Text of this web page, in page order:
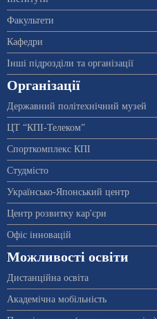
Факультети
Кафедри
Інші підрозділи та організації
Організації
Державний політехнічний музей
ЦТ “КПІ-Телеком”
Спорткомплекс КПІ
Студмісто
Українсько-Японський центр
Центр розвитку кар'єри
Офіс інновацій
Можливості освіти
Дистанційна освіта
Академічна мобільність